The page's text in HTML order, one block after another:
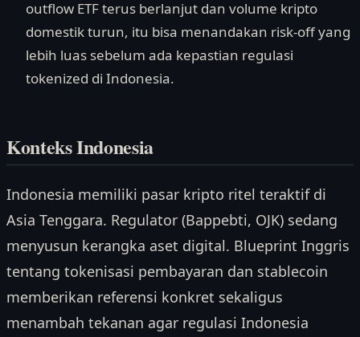
outflow ETF terus berlanjut dan volume kripto
domestik turun, itu bisa menandakan risk-off yang
lebih luas sebelum ada kepastian regulasi
tokenized di Indonesia.
Konteks Indonesia
Indonesia memiliki pasar kripto ritel teraktif di
Asia Tenggara. Regulator (Bappebti, OJK) sedang
menyusun kerangka aset digital. Blueprint Inggris
tentang tokenisasi pembayaran dan stablecoin
memberikan referensi konkret sekaligus
menambah tekanan agar regulasi Indonesia